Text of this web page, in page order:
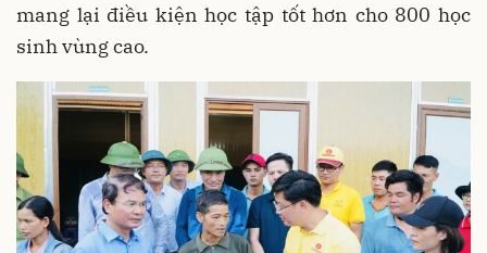
mang lại điều kiện học tập tốt hơn cho 800 học
sinh vùng cao.